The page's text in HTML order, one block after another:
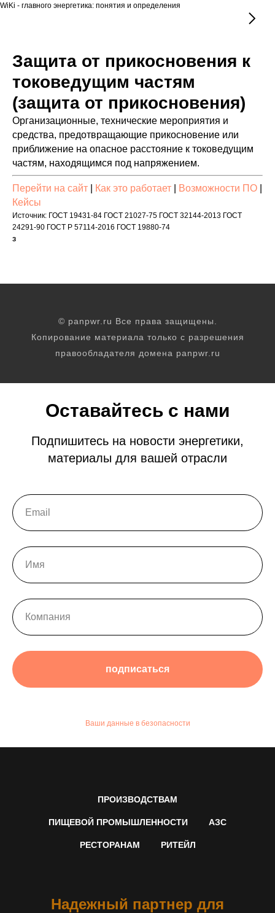
WiKi - главного энергетика: понятия и определения
Защита от прикосновения к
токоведущим частям
(защита от прикосновения)
Организационные, технические мероприятия и
средства, предотвращающие прикосновение или
приближение на опасное расстояние к токоведущим
частям, находящимся под напряжением.
Перейти на сайт Как это работает Возможности ПО
Кейсы
Источник: ГОСТ 19431-84 ГОСТ 21027-75 ГОСТ 32144-2013 ГОСТ
24291-90 ГОСТ Р 57114-2016 ГОСТ 19880-74
З
© panpwr.ru Все права защищены.
Копирование материала только с разрешения
правообладателя домена panpwr.ru
Оставайтесь с нами
Подпишитесь на новости энергетики,
материалы для вашей отрасли
подписаться
Ваши данные в безопасности
ПРОИЗВОДСТВАМ
ПИЩЕВОЙ ПРОМЫШЛЕННОСТИ АЗС
РЕСТОРАНАМ РИТЕЙЛ
Надежный партнер для